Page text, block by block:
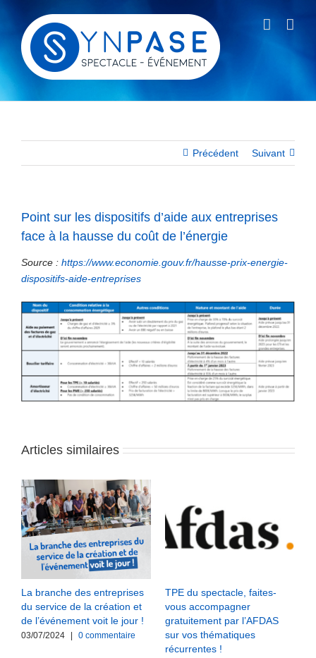
contenu
Précédent Suivant
Point sur les dispositifs d’aide aux entreprises
face à la hausse du coût de l’énergie
Source : https://www.economie.gouv.fr/hausse-prix-energie-
dispositifs-aide-entreprises
Articles similaires
La branche des entreprises
du service de la création et
de l’événement voit le jour !
03/07/2024 0 commentaire
TPE du spectacle, faites-
vous accompagner
gratuitement par l’AFDAS
sur vos thématiques
récurrentes !